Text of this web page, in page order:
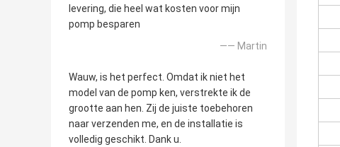
levering, die heel wat kosten voor mijn
pomp besparen
—— Martin
Wauw, is het perfect. Omdat ik niet het
model van de pomp ken, verstrekte ik de
grootte aan hen. Zij de juiste toebehoren
naar verzenden me, en de installatie is
volledig geschikt. Dank u.